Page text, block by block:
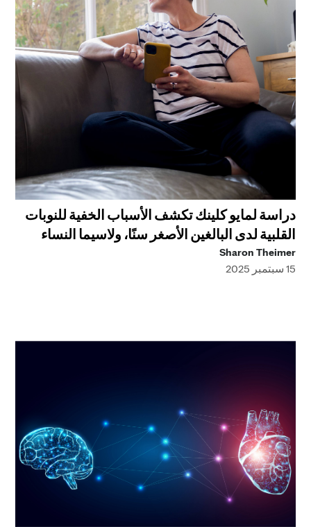
دراسة لمايو كلينك تكشف الأسباب الخفية للنوبات
القلبية لدى البالغين الأصغر سنًا، ولاسيما النساء
Sharon Theimer
15 سبتمبر 2025